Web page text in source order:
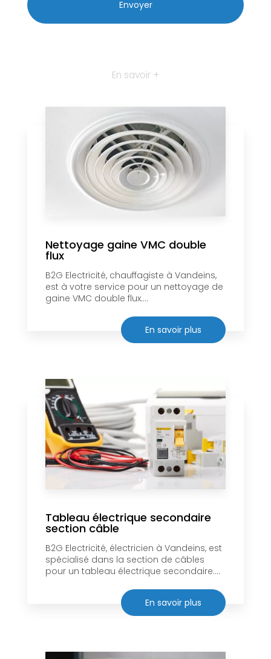
En savoir +
Nettoyage gaine VMC double
flux
B2G Electricité, chauffagiste à Vandeins,
est à votre service pour un nettoyage de
gaine VMC double flux....
En savoir plus
Tableau électrique secondaire
section câble
B2G Electricité, électricien à Vandeins, est
spécialisé dans la section de câbles
pour un tableau électrique secondaire....
En savoir plus